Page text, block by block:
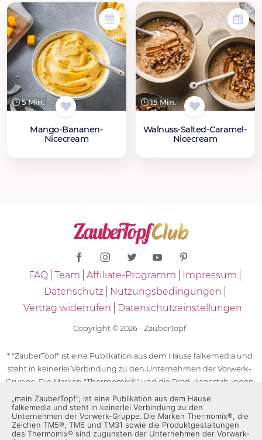
5 Min.
Mango-Bananen-
Nicecream
15 Min.
Walnuss-Salted-Caramel-
Nicecream
FAQ Team Affiliate-Programm
Impressum
Datenschutz
Nutzungsbedingungen
Vertrag widerrufen
Datenschutzeinstellungen
Copyright © 2026 - ZauberTopf
* "ZauberTopf" ist eine Publikation aus dem Hause falkemedia und
steht in keinerlei Verbindung zu den Unternehmen der Vorwerk-
Gruppe. Die Marken "Thermomix®" und die Produktgestaltungen
des "Thermomix®" sind eingetragene Marken der Unternehmen
der Vorwerk-Gruppe. Die Marken Thermomix®, die Zeichen TM5®,
TM6 und TM31 sowie die Produktgestaltungen des Thermomix®
sind zugunsten der Unternehmen der Vorwerk-Gruppe
„mein ZauberTopf”; ist eine Publikation aus dem Hause
falkemedia und steht in keinerlei Verbindung zu den
Unternehmen der Vorwerk-Gruppe. Die Marken Thermomix®, die
Zeichen TM5®, TM6 und TM31 sowie die Produktgestaltungen
des Thermomix® sind zugunsten der Unternehmen der Vorwerk-